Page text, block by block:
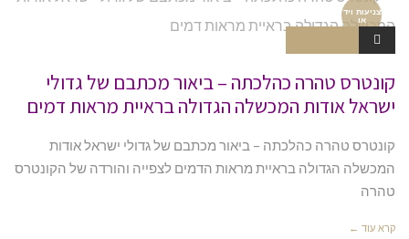
צניעות ויד
או
קונטרס טהרה כהלכתה – ביאור מכתבם של גדולי
ישראל אודות המכשלה הגדולה בראיית מראות דמים
קונטרס טהרה כהלכתה – ביאור מכתבם של גדולי ישראל אודות
המכשלה הגדולה בראיית מראות הדמים לצפייה והורדה של הקונטרס
טהרה
קרא עוד ←